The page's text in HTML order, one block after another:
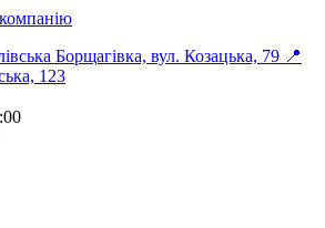
Борщагівка, вул. Козацька, 79 📍
123